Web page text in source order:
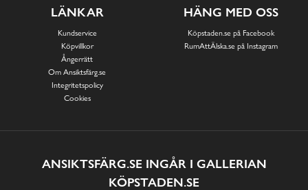
LÄNKAR
Kundservice
Köpvillkor
Ångerrätt
Om Ansiktsfärg.se
Integritetspolicy
Cookies
HÄNG MED OSS
Köpstaden.se på Facebook
RumAttÄlska.se på Instagram
ANSIKTSFÄRG.SE INGÅR I GALLERIAN
KÖPSTADEN.SE